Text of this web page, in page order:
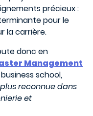
précieux :
pour le
la carrière.
donc en
Management
business school,
reconnue dans
et